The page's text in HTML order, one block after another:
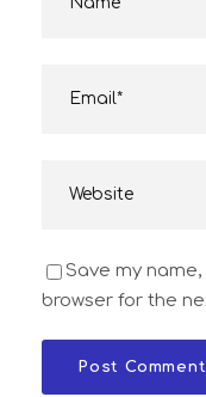
Save my
browser for the